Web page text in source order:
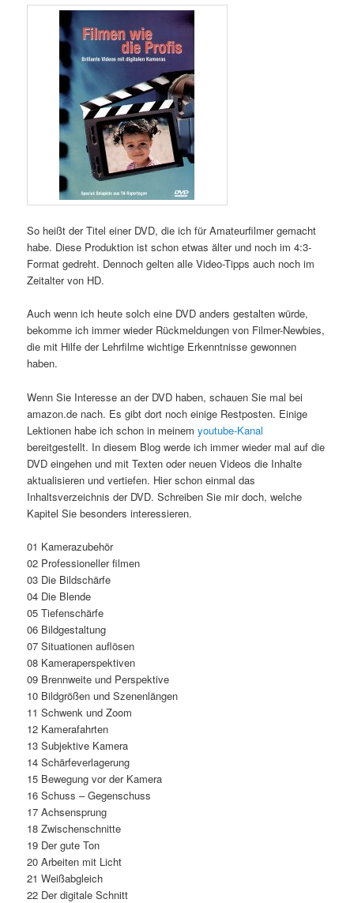
So heißt der Titel einer DVD, die ich für Amateurfilmer gemacht
habe. Diese Produktion ist schon etwas älter und noch im 4:3-
Format gedreht. Dennoch gelten alle Video-Tipps auch noch im
Zeitalter von HD.
Auch wenn ich heute solch eine DVD anders gestalten würde,
bekomme ich immer wieder Rückmeldungen von Filmer-Newbies,
die mit Hilfe der Lehrfilme wichtige Erkenntnisse gewonnen
haben.
Wenn Sie Interesse an der DVD haben, schauen Sie mal bei
amazon.de nach. Es gibt dort noch einige Restposten. Einige
Lektionen habe ich schon in meinemyoutube-Kanal
bereitgestellt. In diesem Blog werde ich immer wieder mal auf die
DVD eingehen und mit Texten oder neuen Videos die Inhalte
aktualisieren und vertiefen. Hier schon einmal das
Inhaltsverzeichnis der DVD. Schreiben Sie mir doch, welche
Kapitel Sie besonders interessieren.
01 Kamerazubehör
02 Professioneller filmen
03 Die Bildschärfe
04 Die Blende
05 Tiefenschärfe
06 Bildgestaltung
07 Situationen auflösen
08 Kameraperspektiven
09 Brennweite und Perspektive
10 Bildgrößen und Szenenlängen
11 Schwenk und Zoom
12 Kamerafahrten
13 Subjektive Kamera
14 Schärfeverlagerung
15 Bewegung vor der Kamera
16 Schuss – Gegenschuss
17 Achsensprung
18 Zwischenschnitte
19 Der gute Ton
20 Arbeiten mit Licht
21 Weißabgleich
22 Der digitale Schnitt